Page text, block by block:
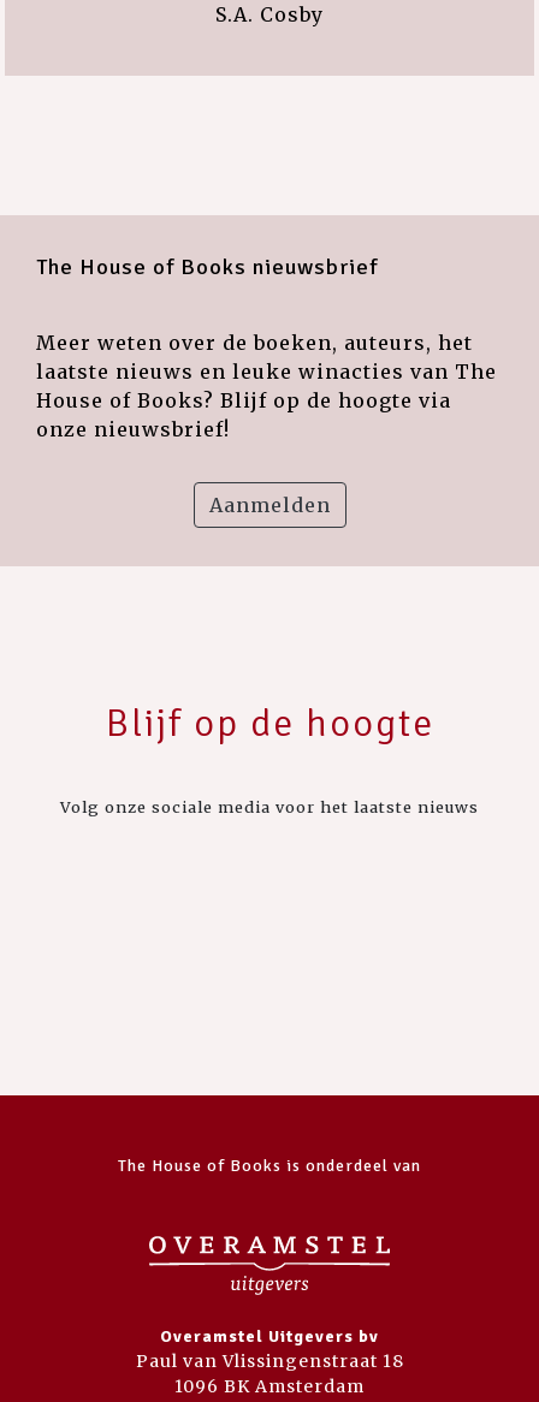
S.A. Cosby
The House of Books nieuwsbrief
Meer weten over de boeken, auteurs, het
laatste nieuws en leuke winacties van The
House of Books? Blijf op de hoogte via
onze nieuwsbrief!
Aanmelden
Blijf op de hoogte
Volg onze sociale media voor het laatste nieuws
The House of Books is onderdeel van
Overamstel Uitgevers bv
Paul van Vlissingenstraat 18
1096 BK Amsterdam